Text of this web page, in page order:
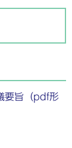
要旨（pdf形